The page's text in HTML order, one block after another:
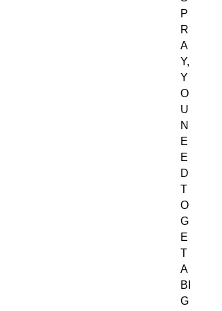
P
R
A
Y,
Y
O
U
N
E
E
D
T
O
G
E
T
A
BI
G